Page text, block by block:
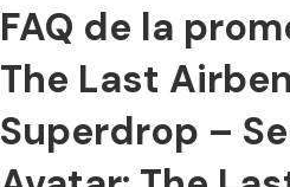
FAQ de la
The Last
Superdrop –